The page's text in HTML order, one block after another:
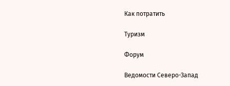
Как потратить
Туризм
Форум
Ведомости Северо-Запад